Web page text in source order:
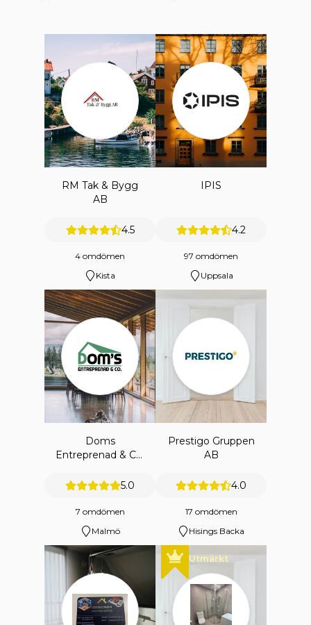
RM Tak & Bygg
AB
4.5
4 omdömen
Kista
IPIS
4.2
97 omdömen
Uppsala
Doms
Entreprenad & Co.
5.0
7 omdömen
Malmö
Prestigo Gruppen
AB
4.0
17 omdömen
Hisings Backa
Utmärkt